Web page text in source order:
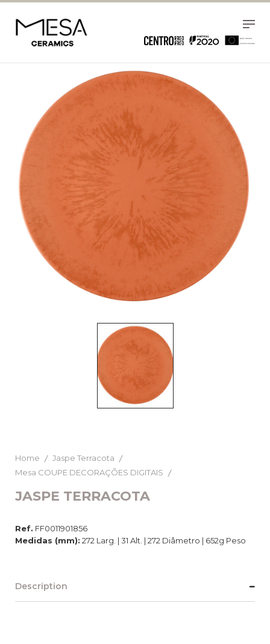
Home
Jaspe Terracota
Mesa COUPE DECORAÇÕES DIGITAIS
JASPE TERRACOTA
Ref. FF0011901856
Medidas (mm): 272 Larg. | 31 Alt. | 272 Diâmetro | 652g Peso
Description